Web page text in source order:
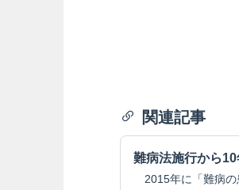
関連記事
難病法施行から
2015年に「難病の